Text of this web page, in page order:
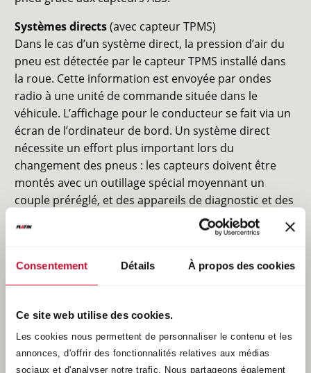
Consentement Détails À propos des cookies
Ce site web utilise des cookies.
Les cookies nous permettent de personnaliser le contenu et les
annonces, d'offrir des fonctionnalités relatives aux médias
sociaux et d'analyser notre trafic. Nous partageons également
Systèmes directs(avec capteur TPMS)
Dans le cas d’un système direct, la pression d’air du
pneu est détectée par le capteur TPMS installé dans
la roue. Cette information est envoyée par ondes
radio à une unité de commande située dans le
véhicule. L’affichage pour le conducteur se fait via un
écran de l’ordinateur de bord. Un système direct
nécessite un effort plus important lors du
changement des pneus : les capteurs doivent être
montés avec un outillage spécial moyennant un
couple préréglé, et des appareils de diagnostic et des
logiciels spéciaux sont nécessaires pour la lecture
des données des capteurs, l’apprentissage des
Systèmes indirects
détectée par les capteurs ABS ou de traction installés
sur le véhicule. Il est ici possible de se passer de
l’utilisation de capteurs TPMS et il n’est pas
nécessaire de prendre en compte des paramètres